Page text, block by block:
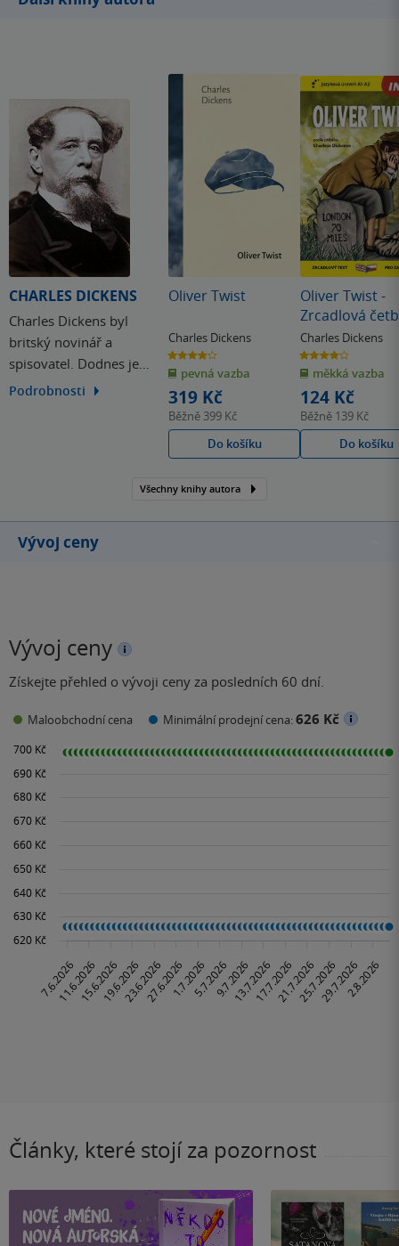
CHARLES DICKENS
Charles Dickens byl
britský novinář a
spisovatel. Dodnes je
nejoblíbenějším
poloviny 19. století. Na
zkušeností často
zobrazoval osudy
Podrobnosti
Oliver Twist
Charles Dickens
3.9
z
5
hvězdiček
pevná vazba
319 Kč
Běžně 399 Kč
Do košíku
Oliver Twist -
Zrcadlová
(A1-A2)
Charles Dickens
3.9
z
5
hvězdiček
měkká vazba
124 Kč
Běžně 139 Kč
Do košíku
Všechny knihy autora
Vývoj ceny
Vývoj ceny
Získejte přehled o vývoji ceny za posledních 60 dní.
Maloobchodní cena Minimální prodejní cena:626 Kč
Články, které stojí za pozornost